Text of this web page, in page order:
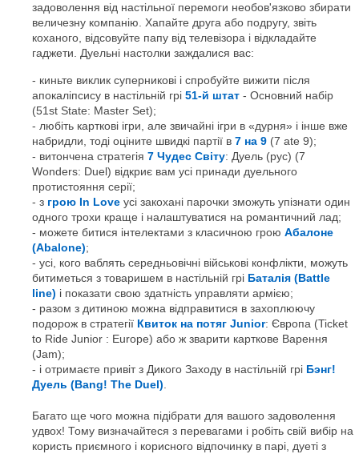
задоволення від настільної перемоги необов'язково збирати
величезну компанію. Хапайте друга або подругу, звіть
коханого, відсовуйте папу від телевізора і відкладайте
гаджети. Дуельні настолки заждалися вас:
киньте виклик суперникові і спробуйте вижити після
апокаліпсису в настільній грі 51-й штат - Основний набір
(51st State: Master Set);
любіть карткові ігри, але звичайні ігри в «дурня» і інше вже
набридли, тоді оціните швидкі партії в 7 на 9 (7 ate 9);
витончена стратегія 7 Чудес Світу: Дуель (рус) (7
Wonders: Duel) відкриє вам усі принади дуельного
протистояння серії;
з грою In Love усі закохані парочки зможуть упізнати один
одного трохи краще і налаштуватися на романтичний лад;
можете битися інтелектами з класичною грою Абалоне
(Abalone);
усі, кого ваблять середньовічні військові конфлікти, можуть
битиметься з товаришем в настільній грі Баталія (Battle
line) і показати свою здатність управляти армією;
разом з дитиною можна відправитися в захоплюючу
подорож в стратегії Квиток на потяг Junior: Європа (Ticket
to Ride Junior : Europe) або ж зварити карткове Варення
(Jam);
і отримаєте привіт з Дикого Заходу в настільній грі Бэнг!
Дуель (Bang! The Duel).
Багато ще чого можна підібрати для вашого задоволення
удвох! Тому визначайтеся з перевагами і робіть свій вибір на
користь приємного і корисного відпочинку в парі, дуеті з